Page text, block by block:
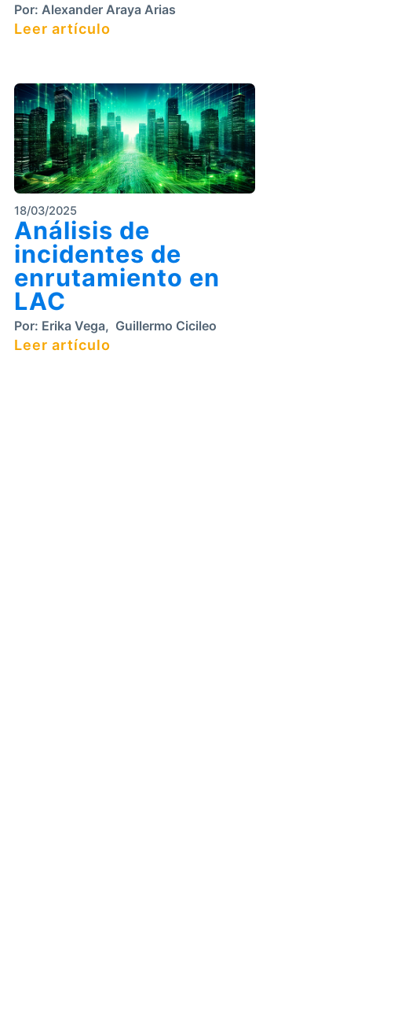
Por: Alexander Araya Arias
Leer artículo
18/03/2025
Análisis de
incidentes de
enrutamiento en
LAC
Por: Erika Vega, Guillermo Cicileo
Leer artículo